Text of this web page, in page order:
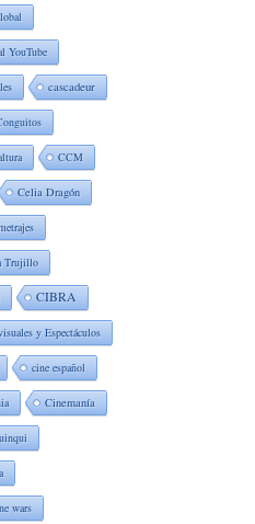
YouTube
cascadeur
CCM
Celia Dragón
Trujillo
CIBRA
y Espectáculos
cine español
Cinemanía
wars